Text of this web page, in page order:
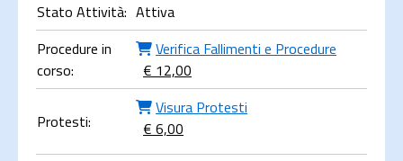
Stato Attività: Attiva
Procedure in
corso:
Verifica Fallimenti e Procedure
€ 12,00
Protesti:
Visura Protesti
€ 6,00